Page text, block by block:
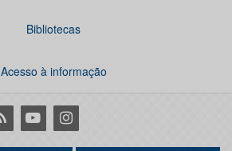
Bibliotecas
Acesso à informação
YoutubeInstagram